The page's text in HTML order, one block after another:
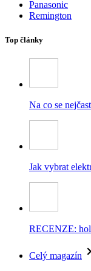
Panasonic
Remington
Top články
Na co se
Jak vybrat
RECENZE:
Celý magazín